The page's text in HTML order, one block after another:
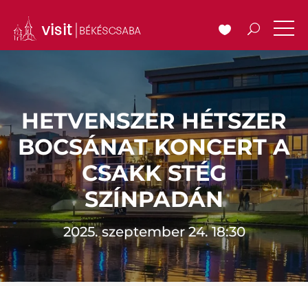
HETVENSZER HÉTSZER
BOCSÁNAT KONCERT A
CSAKK STÉG
SZÍNPADÁN
2025. szeptember 24. 18:30